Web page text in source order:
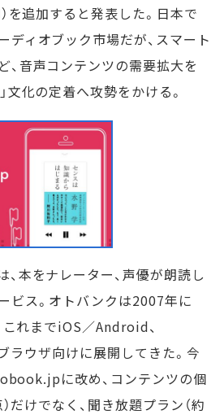
を追加すると発表した。日本で
ディオブック市場だが、スマート
、音声コンテンツの需要拡大を
文化の定着へ攻勢をかける。
本をナレーター、声優が朗読し
ビス。オトバンクは2007年に
これまでiOS／Android、
ウザ向けに展開してきた。今
に改め、コンテンツの個
だけでなく、聞き放題プラン（約